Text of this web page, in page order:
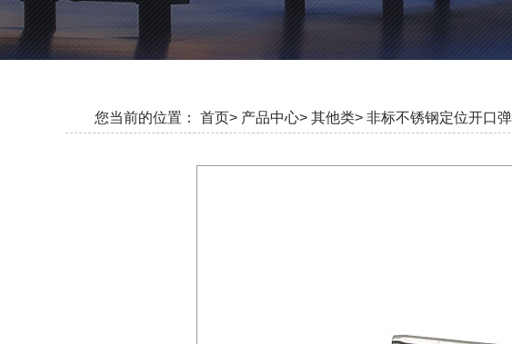
您当前的位置： 首页> 产品中心> 其他类> 非标不锈钢定位开口